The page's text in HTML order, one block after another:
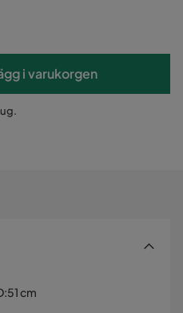
i varukorgen
cm